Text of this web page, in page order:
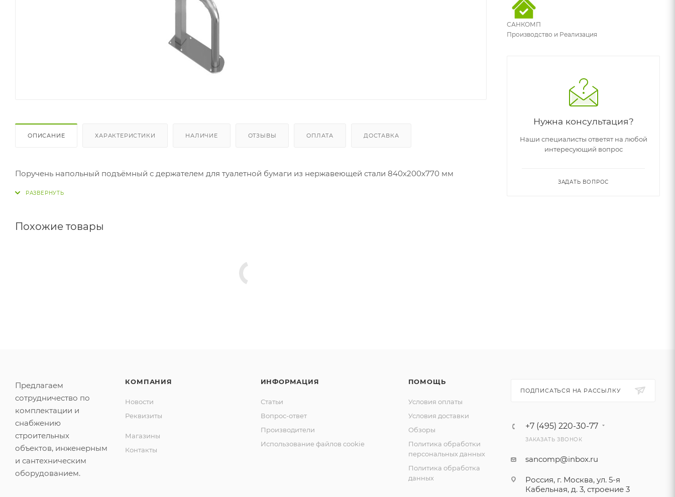
ОПИСАНИЕ ХАРАКТЕРИСТИКИ НАЛИЧИЕ ОТЗЫВЫ ОПЛАТА ДОСТАВКА
Поручень напольный подъёмный с держателем для туалетной бумаги из нержавеющей стали 840х200х770 мм
Похожие товары
САНКОМП
Производство и Реализация
Нужна консультация?
Наши специалисты ответят на любой
интересующий вопрос
ЗАДАТЬ ВОПРОС
Предлагаем
сотрудничество по
комплектации и
снабжению
строительных
объектов, инженерным
и сантехническим
оборудованием.
КОМПАНИЯ
Новости
Реквизиты
Магазины
Контакты
ИНФОРМАЦИЯ
Статьи
Вопрос-ответ
Производители
Использование файлов cookie
ПОМОЩЬ
Условия оплаты
Условия доставки
Обзоры
Политика обработки
персональных данных
Политика обработка
данных
ПОДПИСАТЬСЯ НА РАССЫЛКУ
+7 (495) 220-30-77
ЗАКАЗАТЬ ЗВОНОК
sancomp@inbox.ru
Россия, г. Москва, ул. 5-я
Кабельная, д. 3, строение 3